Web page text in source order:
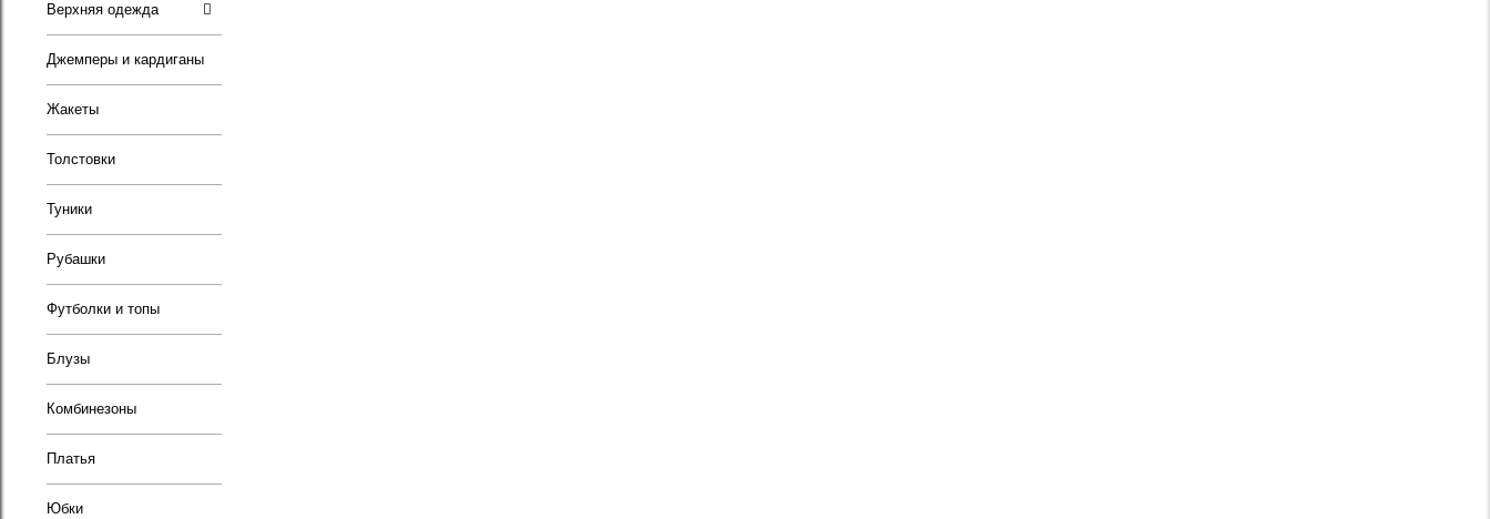
Верхняя одежда
Джемперы и кардиганы
Жакеты
Толстовки
Туники
Рубашки
Футболки и топы
Блузы
Комбинезоны
Платья
Юбки